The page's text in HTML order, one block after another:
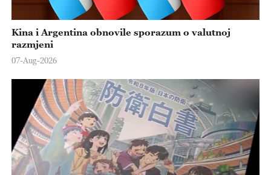
Kina i Argentina obnovile sporazum o valutnoj
razmjeni
07-Aug-2026